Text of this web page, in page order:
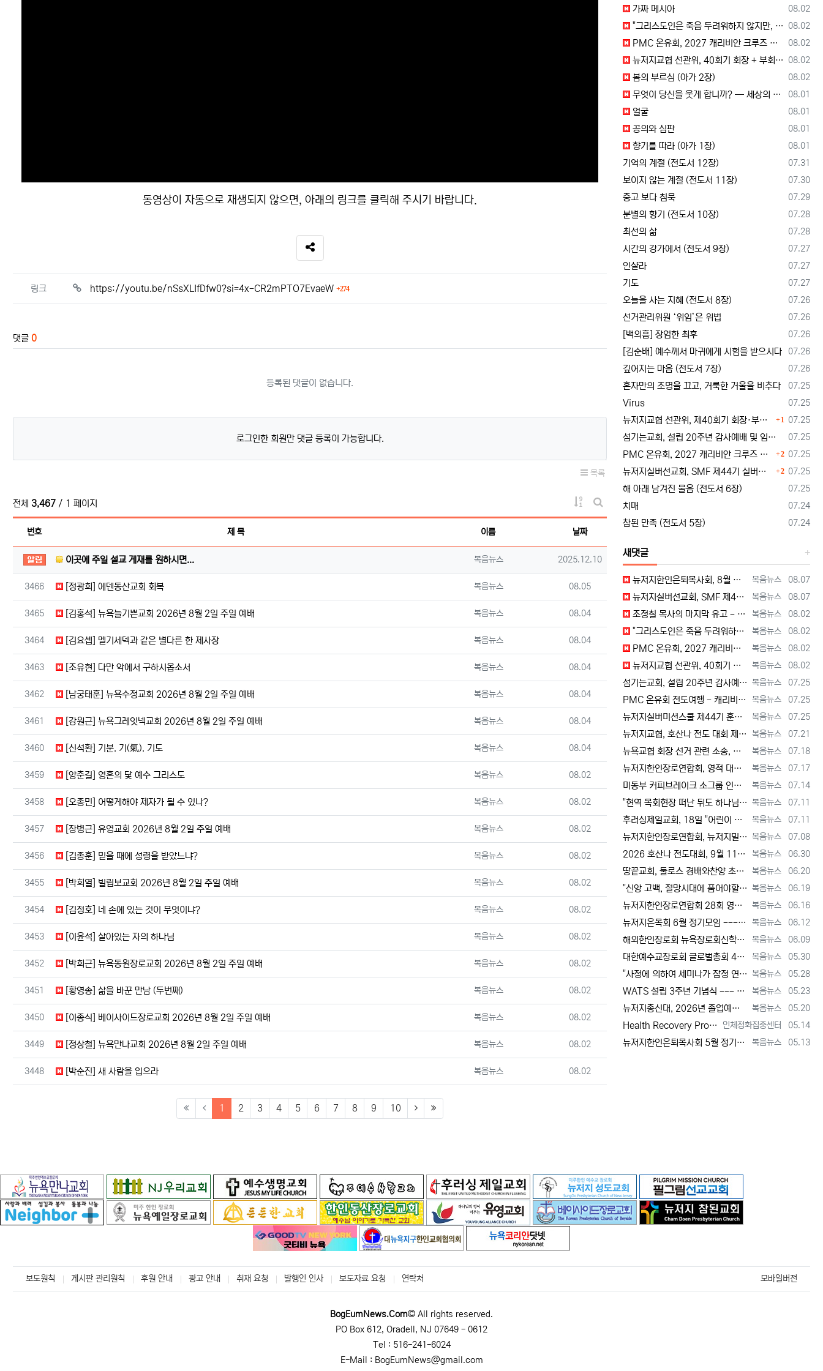
동영상이 자동으로 재생되지 않으면, 아래의 링크를 클릭해 주시기 바랍니다.
SNS 공유
관련자료
링크 https://youtu.be/nSsXLIfDfw0?si=4x-CR2mPTO7EvaeW 274회 연결
댓글 0
등록된 댓글이 없습니다.
로그인한 회원만 댓글 등록이 가능합니다.
목록
전체 3,467 / 1 페이지
게시물 정렬
게시판 검색
번호
제 목 이름 날짜
공지사항이곳에 주일 설교 게재를 원하시면... 등록자
복음뉴스 등록일
2025.12.10
번호
3466 [정광희] 에덴동산교회 회복 등록자
복음뉴스 등록일
08.05
번호
3465 [김홍석] 뉴욕늘기쁜교회 2026년 8월 2일 주일 예배 등록자
복음뉴스 등록일
08.04
번호
3464 [김요셉] 멜기세덱과 같은 별다른 한 제사장 등록자
복음뉴스 등록일
08.04
번호
3463 [조유현] 다만 악에서 구하시옵소서 등록자
복음뉴스 등록일
08.04
번호
3462 [남궁태훈] 뉴욕수정교회 2026년 8월 2일 주일 예배 등록자
복음뉴스 등록일
08.04
번호
3461 [강원근] 뉴욕그레잇넥교회 2026년 8월 2일 주일 예배 등록자
복음뉴스 등록일
08.04
번호
3460 [신석환] 기분. 기(氣). 기도 등록자
복음뉴스 등록일
08.04
번호
3459 [양춘길] 영혼의 닻 예수 그리스도 등록자
복음뉴스 등록일
08.02
번호
3458 [오종민] 어떻게해야 제자가 될 수 있나? 등록자
복음뉴스 등록일
08.02
번호
3457 [장병근] 유영교회 2026년 8월 2일 주일 예배 등록자
복음뉴스 등록일
08.02
번호
3456 [김종훈] 믿을 때에 성령을 받았느냐? 등록자
복음뉴스 등록일
08.02
번호
3455 [박희열] 빌립보교회 2026년 8월 2일 주일 예배 등록자
복음뉴스 등록일
08.02
번호
3454 [김정호] 네 손에 있는 것이 무엇이냐? 등록자
복음뉴스 등록일
08.02
번호
3453 [이윤석] 살아있는 자의 하나님 등록자
복음뉴스 등록일
08.02
번호
3452 [박희근] 뉴욕동원장로교회 2026년 8월 2일 주일 예배 등록자
복음뉴스 등록일
08.02
번호
3451 [황영송] 삶을 바꾼 만남 (두번째) 등록자
복음뉴스 등록일
08.02
번호
3450 [이종식] 베이사이드장로교회 2026년 8월 2일 주일 예배 등록자
복음뉴스 등록일
08.02
번호
3449 [정상철] 뉴욕만나교회 2026년 8월 2일 주일 예배 등록자
복음뉴스 등록일
08.02
번호
3448 [박순진] 새 사람을 입으라 등록자
복음뉴스 등록일
08.02
1 (current)
2 3 4 5 6 7 8 9 10 (next)(last)
등록일
08.02
가짜 메시아
등록일
08.02
"그리스도인은 죽음 두려워하지 않지만, 살아 있는 동안 다른 사람의 유익 + 믿음의 진보 위해 살아야"
등록일
08.02
PMC 온유회, 2027 캐리비안 크루즈 전도여행 참가자 모집
등록일
08.02
뉴저지교협 선관위, 40회기 회장 + 부회장 후보 등록 + 추천 절차 공고 --- 8월 28일 등록 마감, 9월 28일 선거
등록일
08.02
봄의 부르심 (아가 2장)
등록일
08.01
무엇이 당신을 웃게 합니까? — 세상의 소리와 거듭난 영혼의 반응
등록일
08.01
얼굴
등록일
08.01
공의와 심판
등록일
08.01
향기를 따라 (아가 1장)
등록일
07.31
기억의 계절 (전도서 12장)
등록일
07.30
보이지 않는 계절 (전도서 11장)
등록일
07.29
충고 보다 침묵
등록일
07.28
분별의 향기 (전도서 10장)
등록일
07.28
최선의 삶
등록일
07.27
시간의 강가에서 (전도서 9장)
등록일
07.27
인샬라
등록일
07.27
기도
등록일
07.26
오늘을 사는 지혜 (전도서 8장)
등록일
07.26
선거관리위원 ‘위임’은 위법
등록일
07.26
[백의흠] 장엄한 최후
등록일
07.26
[김순배] 예수께서 마귀에게 시험을 받으시다
등록일
07.26
깊어지는 마음 (전도서 7장)
등록일
07.25
혼자만의 조명을 끄고, 거룩한 거울을 비추다
등록일
07.25
Virus
등록일
07.25
뉴저지교협 선관위, 제40회기 회장·부회장 등록 및 추천 절차 공고… 선관위 구성 적정성 논란도 제기
댓글
1
등록일
07.25
섬기는교회, 설립 20주년 감사예배 및 임직식 --- "이제 더 힘차게 창공을 날자"
등록일
07.25
PMC 온유회, 2027 캐리비안 크루즈 전도여행 참가자 모집
댓글
2
등록일
07.25
뉴저지실버선교회, SMF 제44기 실버미션스쿨 수강생 모집
댓글
2
등록일
07.25
해 아래 남겨진 물음 (전도서 6장)
등록일
07.24
치매
등록일
07.24
참된 만족 (전도서 5장)
새댓글
등록자
복음뉴스 등록일
08.07
뉴저지한인은퇴목사회, 8월 정기모임 --- "요한처럼 예수님만 높이며 살자" [2026년 8월 7일 금요일 자 뉴욕일보 기사] ==> https…
등록자
복음뉴스 등록일
08.07
뉴저지실버선교회, SMF 제44기 실버미션스쿨 수강생 모집 [2026년 8월 7일 금요일 자 뉴욕일보 기사] ==> https://www.bog…
등록자
복음뉴스 등록일
08.02
조정칠 목사의 마지막 유고 - 홍수와 복(福) 자(字) [2026년 8월 1일 토요일 자 뉴욕일보 기사] ==> https://www.bogeu…
등록자
복음뉴스 등록일
08.02
"그리스도인은 죽음 두려워하지 않지만, 살아 있는 동안 다른 사람의 유익 + 믿음의 진보 위해 살아야" [2026년 7월 31일 금요일 자 뉴욕…
등록자
복음뉴스 등록일
08.02
PMC 온유회, 2027 캐리비안 크루즈 전도여행 참가자 모집 [2026년 7월 31일 금요일 자 뉴욕일보 기사] ==> https://www.…
등록자
복음뉴스 등록일
08.02
뉴저지교협 선관위, 40회기 회장 + 부회장 등록 + 추천 절차 공고 --- 8월 28일 등록 마감, 9월 28일 선거 [2026년 7월 29일…
등록자
복음뉴스 등록일
07.25
섬기는교회, 설립 20주년 감사예배 및 임직식 --- "이제 더 힘차게 창공을 날자" [2026년 7월 25일 토요일 자 뉴욕일보 기사] ==>…
등록자
복음뉴스 등록일
07.25
PMC 온유회 전도여행 - 캐리비언 크루즈 2027 안내 ==> https://www.bogeumnews.com/gnu54/bbs/board.p…
등록자
복음뉴스 등록일
07.25
뉴저지실버미션스쿨 제44기 훈련생 모집 안내 ==> https://www.bogeumnews.com/gnu54/bbs/board.php?bo_t…
등록자
복음뉴스 등록일
07.21
뉴저지교협, 호산나 전도 대회 제2차 준비 기도회 --- "사람이 아니라 하나님께서 일하신다" [2026년 7월 21일 화요일 자 뉴욕일보 기사…
등록자
복음뉴스 등록일
07.18
뉴욕교협 회장 선거 관련 소송, 청구인 측 "법원 조속한 결정과 심리ㅜ 요청" [2026년 7월 18일 토요일 자 뉴욕일보 기사] ==> htt…
등록자
복음뉴스 등록일
07.17
뉴저지한인장로연합회, 영적 대각성 기도회 --- "우리의 기준은 하나님 말씀" [2026년 7월 17일 금요일 자 뉴욕일보 기사] ==> htt…
등록자
복음뉴스 등록일
07.14
미동부 커피브레이크 소그룹 인도자 워크숍 8월 15일 더바인교회 + 필그림선교교회서 [2026년 7월 14일 화요일 자 뉴욕일보 기사] ==> …
등록자
복음뉴스 등록일
07.11
"현역 목회현장 떠난 뒤도 하나님 능력 + 은혜 다음 세대에 전하는 사명 계속" [2026년 7월 11일일 토요일 자 뉴욕일보 기사] ==> …
등록자
복음뉴스 등록일
07.11
후러싱제일교회, 18일 "어린이 천국" 만든다 [2026년 7월 11일 토요일 자 뉴욕일보 기사] ==> https://www.bogeumnew…
등록자
복음뉴스 등록일
07.08
뉴저지한인장로연합회, 뉴저지밀알선교단 방문 --- 장애우들에게 점심 식사 제공 + 사랑의 후원금 [2026년 7월 8일 수요일 자 뉴욕일보 기사…
등록자
복음뉴스 등록일
06.30
2026 호산나 전도대회, 9월 11일(금)부터 13일(주일)까지 뉴저지하베스트교회에서 [2026년 6월 30일 화요일 자 뉴욕일보 기사] ==…
등록자
복음뉴스 등록일
06.20
땅끝교회, 둘로스 경배와찬양 초청 찬양집회 --- "참행복은 주님께 쓰임 받는 것" [2026년 6월 20일 토요일 자 뉴욕일보 기사] ==> …
등록자
복음뉴스 등록일
06.19
"신앙 고백, 절망시대에 품어야할 희망, 마지막까지 하나님 손에 붙들려 쓰임 받고자 하는 삶의 의미" [2026년 6월 19일 금요일 자 뉴욕일…
등록자
복음뉴스 등록일
06.16
뉴저지한인장로연합회 28회 영적 대각성 기도회 [2026년 6월 16일 화요일 자 뉴욕일보 기사] ==> https://www.bogeumnew…
등록자
복음뉴스 등록일
06.12
뉴저지은목회 6월 정기모임 --- 강원호 목사, "복음은 구원, 구원의 목적은 하나님 나라의 삶" [2026년 6월 12일 금요일 자 뉴역일보 …
등록자
복음뉴스 등록일
06.09
해외한인장로회 뉴욕장로회신학대학(원), 40회 졸업감사예배 및 학위수여식 [2026년 6월 9일 화요일 자 뉴욕일보 기사] ==> https:/…
등록자
복음뉴스 등록일
05.30
대한예수교장로회 글로벌총회 48회 정기총회 --- "진리 위에 굳게 서서 복음으로 세상 정복하라" [2026년 5월 30일 토요일 자 뉴욕일보 …
등록자
복음뉴스 등록일
05.28
"사정에 의하여 세미나가 잠정 연기되었다"고 합니다. 착오 없으시기 바랍니다.
등록자
복음뉴스 등록일
05.23
WATS 설립 3주년 기념식 --- 천국 복음 전파와 영적 지도자 양성 사명 재확인 [2026년 5월 23일 토요일 자 뉴욕일보 기사] ==> …
등록자
복음뉴스 등록일
05.20
뉴저지총신대, 2026년 졸업예배 및 학위 수여식 --- "절업장은 학교가 주지만, 위임장은 주님이 주신다" [2026년 5월 20일 수요일 …
등록자
인체정화집중센터 등록일
05.14
Health Recovery Program 인체정화 집중센터 Health Recovery Program이 태어난 배경은 단순히 하나의 건강…
등록자
복음뉴스 등록일
05.13
뉴저지한인은퇴목사회 5월 정기모임 --- "천국 갈 준비되셨나요?" [2026년 5월 13일 수요일 자 뉴욕일보 기사] ==> https://w…
보도원칙 게시판 관리원칙 후원 안내 광고 안내 취재 요청 발행인 인사 보도자료 요청 연락처 모바일버전
BogEumNews.Com
All rights reserved.
PO Box 612, Oradell, NJ 07649 - 0612
Tel : 516-241-6024
E-Mail : BogEumNews@gmail.com